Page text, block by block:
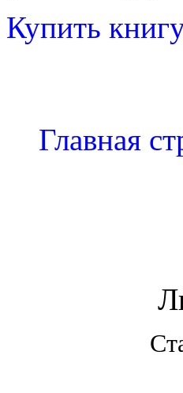
Купить
Главная